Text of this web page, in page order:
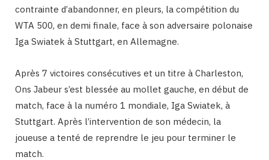
contrainte d’abandonner, en pleurs, la compétition du
WTA 500, en demi finale, face à son adversaire polonaise
Iga Swiatek à Stuttgart, en Allemagne.
Après 7 victoires consécutives et un titre à Charleston,
Ons Jabeur s’est blessée au mollet gauche, en début de
match, face à la numéro 1 mondiale, Iga Swiatek, à
Stuttgart. Après l’intervention de son médecin, la
joueuse a tenté de reprendre le jeu pour terminer le
match.